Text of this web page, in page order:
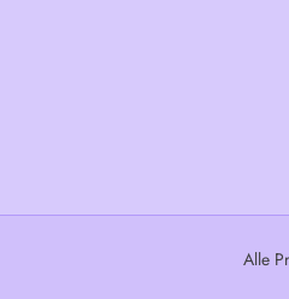
Alle